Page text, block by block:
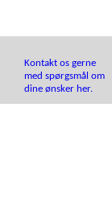
Kontakt os gerne
med spørgsmål om
dine ønsker her.